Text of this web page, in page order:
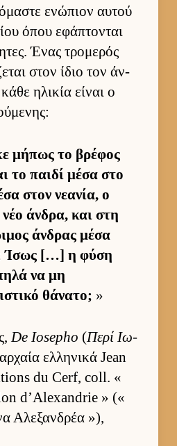
ενώπιον αυ­τού
όπου εφάπτονται
Ένας τρομερός
στον ίδιο τον άν­
ηλικία εί­ναι ο
μήπως το βρέφος
το παιδί μέσα στο
στον νεανία, ο
άν­δρα, και στη
άν­δρας μέσα
Ίσως […] η φύση
να μη
θάνατο; »
De Iosepho (Περί Ιω­
ελ­ληνικά Jean
du Cerf, coll. «
d’Alexandrie » («
Αλεξαν­δρέα »),